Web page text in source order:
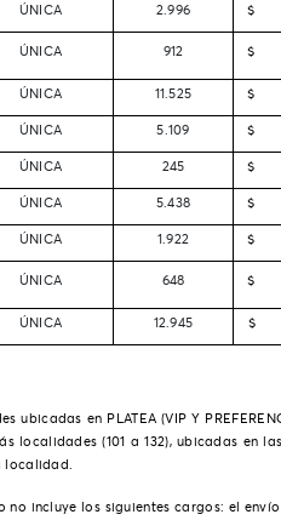
ÚNICA 2.996 $
ÚNICA 912 $
ÚNICA 11.525 $
ÚNICA 5.109 $
ÚNICA 245 $
ÚNICA 5.438 $
ÚNICA 1.922 $
ÚNICA 648 $
ÚNICA 12.945 $
ubicadas en PLATEA (VIP Y
localidades (101 a 132), ubicadas en
localidad.
incluye los siguientes cargos: el